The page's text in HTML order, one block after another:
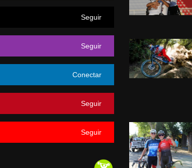
Seguir
Seguir
Conectar
Seguir
Seguir